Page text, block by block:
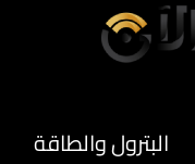
البترول والطاقة